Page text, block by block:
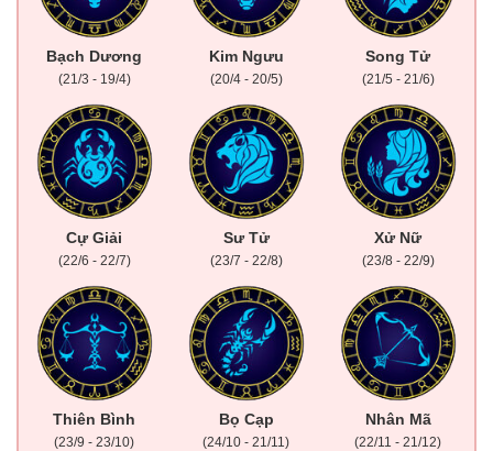
Bạch Dương
(21/3 - 19/4)
Kim Ngưu
(20/4 - 20/5)
Song Tử
(21/5 - 21/6)
Cự Giải
(22/6 - 22/7)
Sư Tử
(23/7 - 22/8)
Xử Nữ
(23/8 - 22/9)
Thiên Bình
(23/9 - 23/10)
Bọ Cạp
(24/10 - 21/11)
Nhân Mã
(22/11 - 21/12)